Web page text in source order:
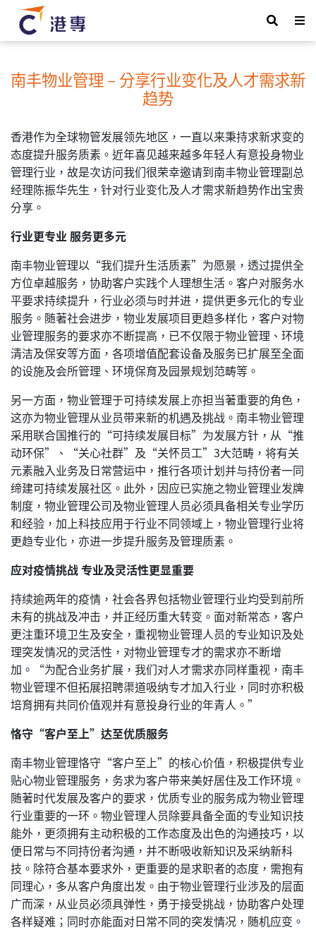
南丰物业管理 – 分享行业变化及人才需求新
趋势
香港作为全球物管发展领先地区，一直以来秉持求新求变的
态度提升服务质素。近年喜见越来越多年轻人有意投身物业
管理行业，故是次访问我们很荣幸邀请到南丰物业管理副总
经理陈振华先生，针对行业变化及人才需求新趋势作出宝贵
分享。
行业更专业 服务更多元
南丰物业管理以“我们提升生活质素”为愿景，透过提供全
方位卓越服务，协助客户实践个人理想生活。客户对服务水
平要求持续提升，行业必须与时并进，提供更多元化的专业
服务。随著社会进步，物业发展项目更趋多样化，客户对物
业管理服务的要求亦不断提高，已不仅限于物业管理、环境
清洁及保安等方面，各项增值配套设备及服务已扩展至全面
的设施及会所管理、环境保育及园景规划范畴等。
另一方面，物业管理于可持续发展上亦担当著重要的角色，
这亦为物业管理从业员带来新的机遇及挑战。南丰物业管理
采用联合国推行的“可持续发展目标”为发展方针，从“推
动环保”、“关心社群”及“关怀员工”3大范畴，将有关
元素融入业务及日常营运中，推行各项计划并与持份者一同
缔建可持续发展社区。此外，因应已实施之物业管理业发牌
制度，物业管理公司及物业管理人员必须具备相关专业学历
和经验，加上科技应用于行业不同领域上，物业管理行业将
更趋专业化，亦进一步提升服务及管理质素。
应对疫情挑战 专业及灵活性更显重要
持续逾两年的疫情，社会各界包括物业管理行业均受到前所
未有的挑战及冲击，并正经历重大转变。面对新常态，客户
更注重环境卫生及安全，重视物业管理人员的专业知识及处
理突发情况的灵活性，对物业管理专才的需求亦不断增
加。“为配合业务扩展，我们对人才需求亦同样重视，南丰
物业管理不但拓展招聘渠道吸纳专才加入行业，同时亦积极
培育拥有共同价值观并有意投身行业的年青人。”
恪守“客户至上”达至优质服务
南丰物业管理恪守“客户至上”的核心价值，积极提供专业
贴心物业管理服务，务求为客户带来美好居住及工作环境。
随著时代发展及客户的要求，优质专业的服务成为物业管理
行业重要的一环。物业管理人员除要具备全面的专业知识技
能外，更须拥有主动积极的工作态度及出色的沟通技巧，以
便日常与不同持份者沟通，并不断吸收新知识及采纳新科
技。除符合基本要求外，更重要的是求职者的态度，需抱有
同理心，多从客户角度出发。由于物业管理行业涉及的层面
广而深，从业员必须具弹性，勇于接受挑战，协助客户处理
各样疑难；同时亦能面对日常不同的突发情况，随机应变。